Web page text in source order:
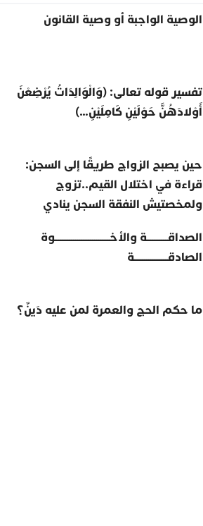
الوصية الواجبة أو وصية القانون
تفسير قوله تعالى: (وَالْوَالِدَاتُ يُرْضِعْنَ
أَوْلادَهُنَّ حَوْلَيْنِ كَامِلَيْنِ…)
حين يصبح الزواج طريقًا إلى السجن:
قراءة في اختلال القيم..تزوج
ولمخصتيش النفقة السجن ينادي
الصداقــــــــــة والأخــــــــــــــــــــــــــوة
الصادقــــــــــــــــة
ما حكم الحج والعمرة لمن عليه دَينٌ؟